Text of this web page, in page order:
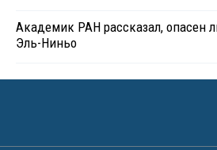
Академик РАН рассказал, опасен
Эль-Ниньо